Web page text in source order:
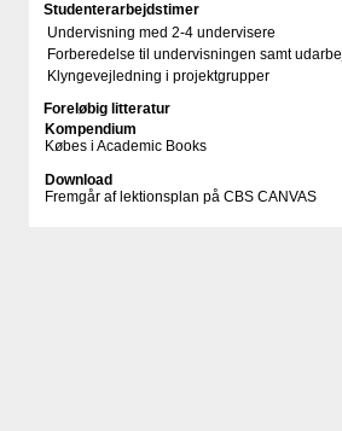
Studenterarbejdstimer
Undervisning med 2-4 undervisere
Forberedelse til undervisningen samt
Klyngevejledning i projektgrupper
Foreløbig litteratur
Kompendium
Købes i Academic Books
Download
Fremgår af lektionsplan på CBS CANVAS